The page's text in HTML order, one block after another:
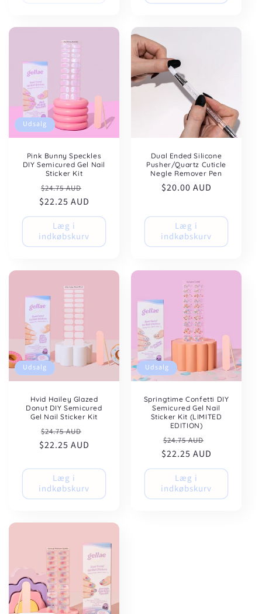
Udsalg
Pink Bunny Speckles
DIY Semicured Gel Nail
Sticker Kit
Normalpris
$24.75 AUD
$22.25 AUD
Læg i
indkøbskurv
Dual Ended Silicone
Pusher/Quartz Cuticle
Negle Remover Pen
Normalpris
$20.00 AUD
Læg i
indkøbskurv
Udsalg
Hvid Hailey Glazed
Donut DIY Semicured
Gel Nail Sticker Kit
Normalpris
$24.75 AUD
$22.25 AUD
Læg i
indkøbskurv
Udsalg
Springtime Confetti DIY
Semicured Gel Nail
Sticker Kit (LIMITED
EDITION)
Normalpris
$24.75 AUD
$22.25 AUD
Læg i
indkøbskurv